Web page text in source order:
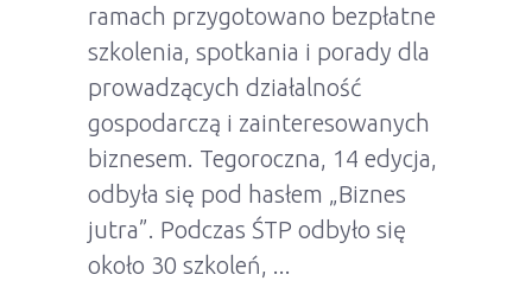
ramach przygotowano bezpłatne
szkolenia, spotkania i porady dla
prowadzących działalność
gospodarczą i zainteresowanych
biznesem. Tegoroczna, 14 edycja,
odbyła się pod hasłem „Biznes
jutra”. Podczas ŚTP odbyło się
około 30 szkoleń,